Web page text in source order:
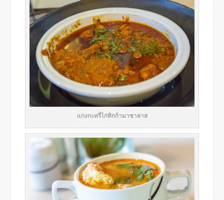
แกงกะหรี่ไก่ทิกก้ามาซาลาส